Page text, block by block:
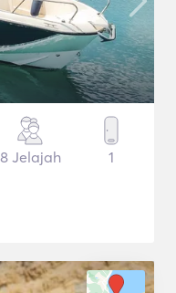
8 Jelajah 1